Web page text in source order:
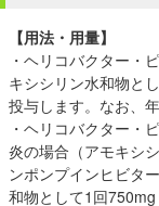
【用法・用量】
・ヘリコバクター・
キシシリン水和物と
投与します。なお、
・ヘリコバクター・
炎の場合（アモキシ
ンポンプインヒビタ
和物として1回